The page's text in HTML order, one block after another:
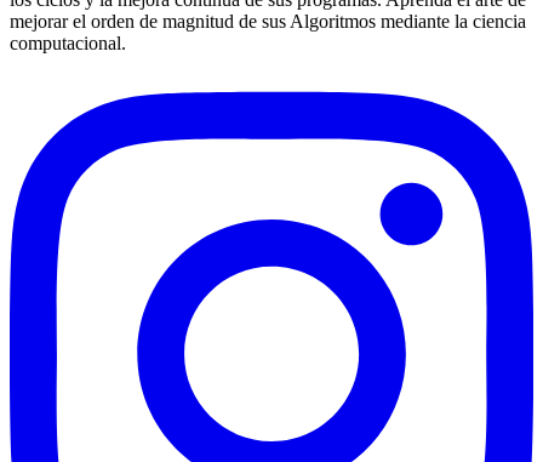
mejorar el orden de magnitud de sus Algoritmos mediante la ciencia
computacional.